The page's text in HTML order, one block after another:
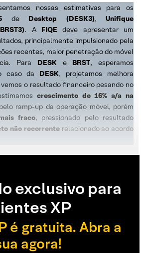
nossas estimativas para os
de Desktop (DESK3), Unifique
. A FIQE deve apresentar um
principalmente impulsionado pela
recentes, maior penetração do móvel
Para DESKe BRST, esperamos
caso da DESK, projetamos melhora
o resultado financeiro pesando no
crescimento de 16% a/a na
ramp-up da operação móvel, porém
fraco, pressionado pelo resultado
não recorrenterelacionado ao acordo
exclusivo para
XP
é gratuita. Abra a
agora!